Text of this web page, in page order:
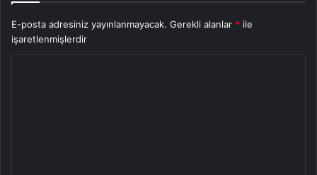
E-posta adresiniz yayınlanmayacak. Gerekli alanlar * ile
işaretlenmişlerdir